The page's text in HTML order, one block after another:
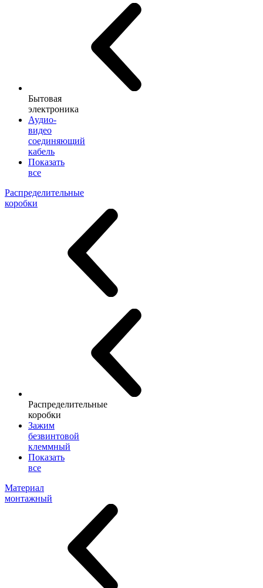
Бытовая
электроника
Аудио-
видео
соединяющий
кабель
Показать
все
Распределительные
коробки
Распределительные
коробки
Зажим
безвинтовой
клеммный
Показать
все
Материал
монтажный